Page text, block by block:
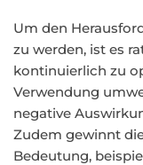
Um den
zu werden, ist es
kontinuierlich zu
Verwendung
negative
Zudem gewinnt
Bedeutung,